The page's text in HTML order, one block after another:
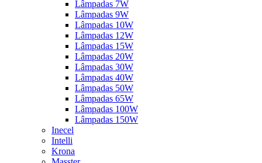
Lâmpadas 7W
Lâmpadas 9W
Lâmpadas 10W
Lâmpadas 12W
Lâmpadas 15W
Lâmpadas 20W
Lâmpadas 30W
Lâmpadas 40W
Lâmpadas 50W
Lâmpadas 65W
Lâmpadas 100W
Lâmpadas 150W
Inecel
Intelli
Krona